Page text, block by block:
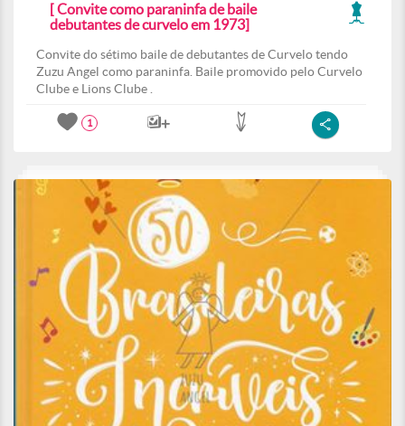
[ Convite como paraninfa de baile
debutantes de curvelo em 1973]
Convite do sétimo baile de debutantes de Curvelo tendo
Zuzu Angel como paraninfa. Baile promovido pelo Curvelo
Clube e Lions Clube .
1